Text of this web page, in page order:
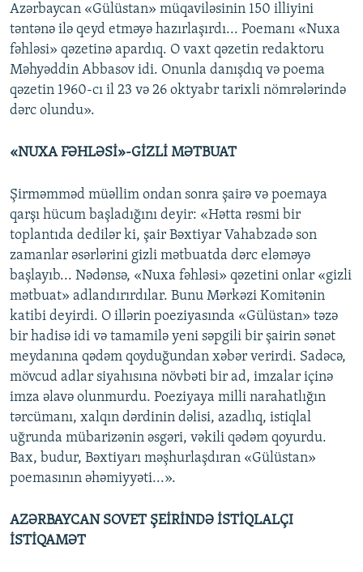
Azərbaycan «Gülüstan» müqaviləsinin 150 illiyini
təntənə ilə qeyd etməyə hazırlaşırdı... Poemanı «Nuxa
fəhləsi» qəzetinə apardıq. O vaxt qəzetin redaktoru
Məhyəddin Abbasov idi. Onunla danışdıq və poema
qəzetin 1960-cı il 23 və 26 oktyabr tarixli nömrələrində
dərc olundu».
«NUXA FƏHLƏSİ»-GİZLİ MƏTBUAT
Şirməmməd müəllim ondan sonra şairə və poemaya
qarşı hücum başladığını deyir: «Hətta rəsmi bir
toplantıda dedilər ki, şair Bəxtiyar Vahabzadə son
zamanlar əsərlərini gizli mətbuatda dərc eləməyə
başlayıb... Nədənsə, «Nuxa fəhləsi» qəzetini onlar «gizli
mətbuat» adlandırırdılar. Bunu Mərkəzi Komitənin
katibi deyirdi. O illərin poeziyasında «Gülüstan» təzə
bir hadisə idi və tamamilə yeni səpgili bir şairin sənət
meydanına qədəm qoyduğundan xəbər verirdi. Sadəcə,
mövcud adlar siyahısına növbəti bir ad, imzalar içinə
imza əlavə olunmurdu. Poeziyaya milli narahatlığın
tərcümanı, xalqın dərdinin dəlisi, azadlıq, istiqlal
uğrunda mübarizənin əsgəri, vəkili qədəm qoyurdu.
Bax, budur, Bəxtiyarı məşhurlaşdıran «Gülüstan»
poemasının əhəmiyyəti...».
AZƏRBAYCAN SOVET ŞEİRİNDƏ İSTİQLALÇI
İSTİQAMƏT